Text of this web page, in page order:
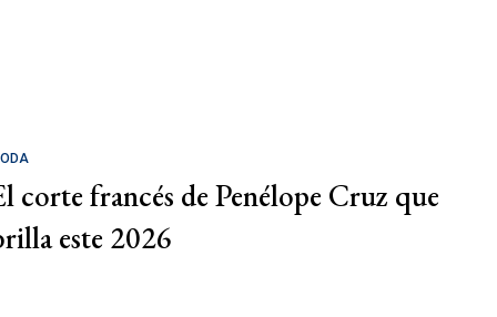
corte francés de Penélope Cruz que
este 2026